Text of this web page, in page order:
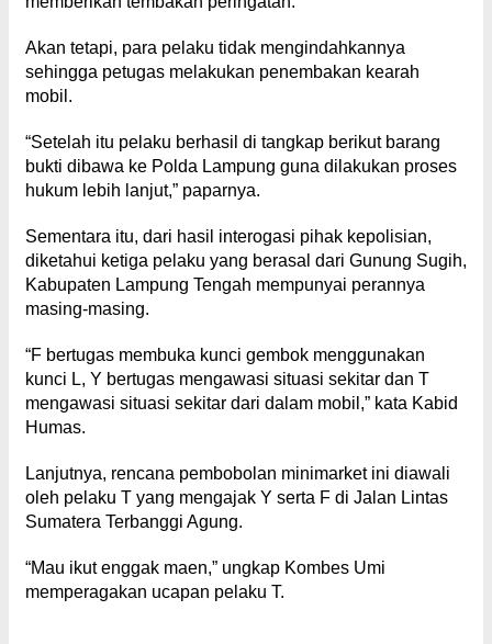
Akan tetapi, para pelaku tidak mengindahkannya
sehingga petugas melakukan penembakan kearah
mobil.
“Setelah itu pelaku berhasil di tangkap berikut barang
bukti dibawa ke Polda Lampung guna dilakukan proses
hukum lebih lanjut,” paparnya.
Sementara itu, dari hasil interogasi pihak kepolisian,
diketahui ketiga pelaku yang berasal dari Gunung Sugih,
Kabupaten Lampung Tengah mempunyai perannya
masing-masing.
“F bertugas membuka kunci gembok menggunakan
kunci L, Y bertugas mengawasi situasi sekitar dan T
mengawasi situasi sekitar dari dalam mobil,” kata Kabid
Humas.
Lanjutnya, rencana pembobolan minimarket ini diawali
oleh pelaku T yang mengajak Y serta F di Jalan Lintas
Sumatera Terbanggi Agung.
“Mau ikut enggak maen,” ungkap Kombes Umi
memperagakan ucapan pelaku T.